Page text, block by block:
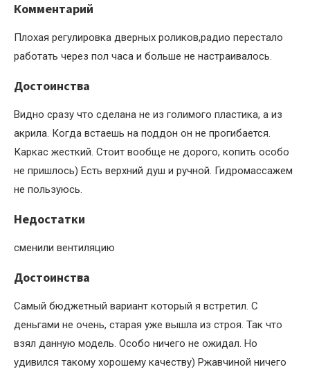
Комментарий
Плохая регулировка дверных роликов,радио перестало
работать через пол часа и больше не настраивалось.
Достоинства
Видно сразу что сделана не из голимого пластика, а из
акрила. Когда встаешь на поддон он не прогибается.
Каркас жесткий. Стоит вообще не дорого, копить особо
не пришлось) Есть верхний душ и ручной. Гидромассажем
не пользуюсь.
Недостатки
сменили вентиляцию
Достоинства
Самый бюджетный вариант который я встретил. С
деньгами не очень, старая уже вышла из строя. Так что
взял данную модель. Особо ничего не ожидал. Но
удивился такому хорошему качеству) Ржавчиной ничего